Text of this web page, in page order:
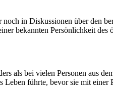
in Diskussionen über den
bekannten Persönlichkeit des
als bei vielen Personen aus
führte, bevor sie mit einer